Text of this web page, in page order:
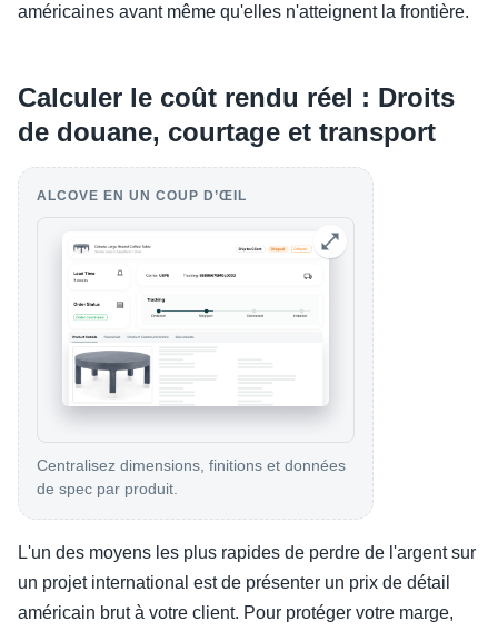
américaines avant même qu'elles n'atteignent la frontière.
Calculer le coût rendu réel : Droits
de douane, courtage et transport
ALCOVE EN UN COUP D’ŒIL
Centralisez dimensions, finitions et données
de spec par produit.
L'un des moyens les plus rapides de perdre de l'argent sur
un projet international est de présenter un prix de détail
américain brut à votre client. Pour protéger votre marge,